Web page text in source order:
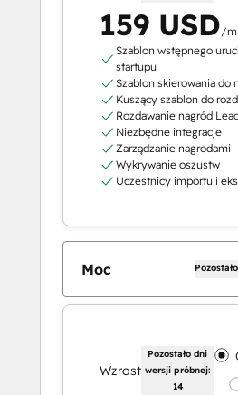
159 USD/
Szablon wstępnego
startupu
Szablon skierowania do
Kuszący szablon do
Rozdawanie nagród
Niezbędne integracje
Zarządzanie nagrodami
Wykrywanie oszustw
Uczestnicy importu i
Moc
Wzrost
Pozostało dni
wersji próbnej:
14